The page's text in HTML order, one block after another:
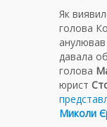
Як
голова
анулював
давала
голова
юрист
Миколи